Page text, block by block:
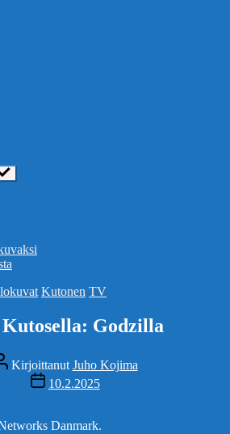
Kategoriat
Kutonen TV
Godzilla
Kirjoittanut Juho Kojima
Julkaisupäivämäärä
10.2.2025
Danmark.